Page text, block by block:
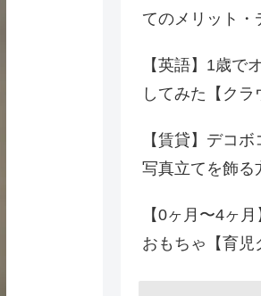
てのメリット・
【英語】1歳で
してみた【クラ
【賃貸】デコ
写真立てを飾る
【0ヶ月〜4ヶ
おもちゃ【育児